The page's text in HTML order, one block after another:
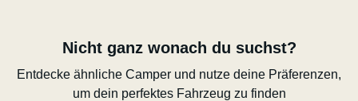
Nicht ganz wonach du suchst?
Entdecke ähnliche Camper und nutze deine Präferenzen,
um dein perfektes Fahrzeug zu finden